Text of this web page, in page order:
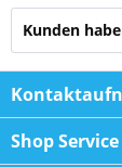
Kunden
Shop Service